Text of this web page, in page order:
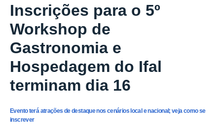
Inscrições para o 5º
Workshop de
Gastronomia e
Hospedagem do Ifal
terminam dia 16
Evento terá atrações de destaque nos cenários local e nacional; veja como se
inscrever